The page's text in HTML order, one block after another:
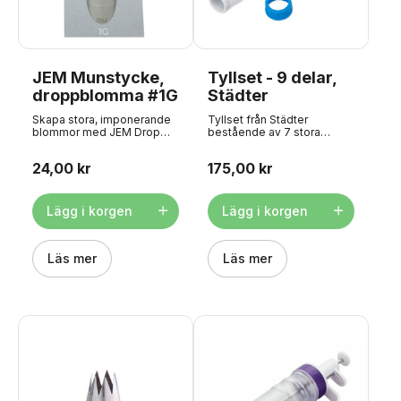
JEM Munstycke,
droppblomma #1G
Skapa stora, imponerande
blommor med JEM Drop
och virvelteknik och gör det
cupcakes och desserter
med slående,
iögonfallande blommor.
Specifikationer:
Spetsdiameter: 18 mm
Halsbandets diameter: 31
mm Höjd: 47 mm Diskning
med standard sprutadaptrar
24,00 kr
Lägg i korgen
Läs mer
Tyllset - 9 delar,
Städter
Tyllset från Städter
bestående av 7 stora
spritspåse. Sprayväskan
175,00 kr
Lägg i korgen
Läs mer